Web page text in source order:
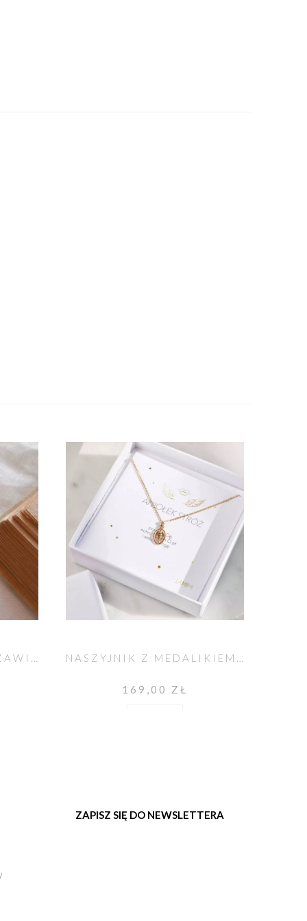
ZŁOTY NASZYJNIK Z ZAWIESZKĄ NASZYJNIK Z MEDALIKIEM S
169,00 ZŁ
ZAPISZ SIĘ DO NEWSLETTERA